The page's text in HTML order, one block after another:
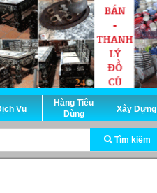
Vụ
Hàng Tiêu
Dùng
Xây Dựng
Tìm kiếm